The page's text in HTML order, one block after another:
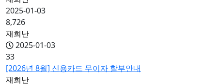
2025-01-03
8,726
재희난
2025-01-03
33
[2026년 8월] 신용카드 무이자 할부안내
재희난